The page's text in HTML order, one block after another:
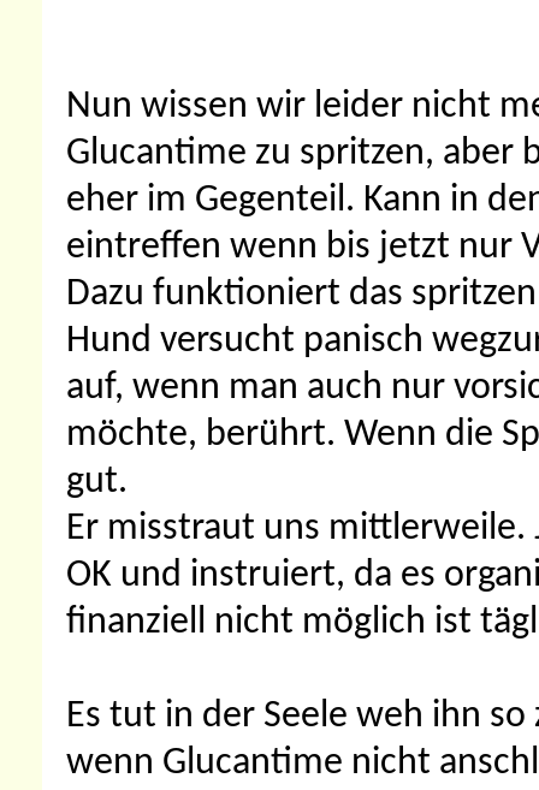
Nun wissen wir leider nicht
Glucantime zu spritzen, aber
eher im Gegenteil. Kann in
eintreffen wenn bis jetzt nur
Dazu funktioniert das
Hund versucht panisch
auf, wenn man auch nur
möchte, berührt. Wenn die
gut.
Er misstraut uns mittlerweile.
OK und instruiert, da es
finanziell nicht möglich ist
Es tut in der Seele weh ihn
wenn Glucantime nicht